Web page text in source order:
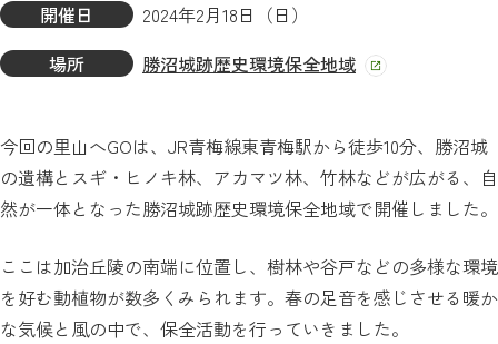
開催日
2024年2月18日（日）
場所
勝沼城跡歴史環境保全地域
今回の里山へGOは、JR青梅線東青梅駅から徒歩10分、勝沼城
の遺構とスギ・ヒノキ林、アカマツ林、竹林などが広がる、自
然が一体となった勝沼城跡歴史環境保全地域で開催しました。
ここは加治丘陵の南端に位置し、樹林や谷戸などの多様な環境
を好む動植物が数多くみられます。春の足音を感じさせる暖か
な気候と風の中で、保全活動を行っていきました。